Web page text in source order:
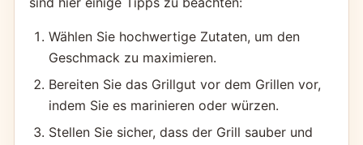
Wählen Sie hochwertige Zutaten, um den
Geschmack zu maximieren.
Bereiten Sie das Grillgut vor dem Grillen vor,
indem Sie es marinieren oder würzen.
Stellen Sie sicher, dass der Grill sauber und